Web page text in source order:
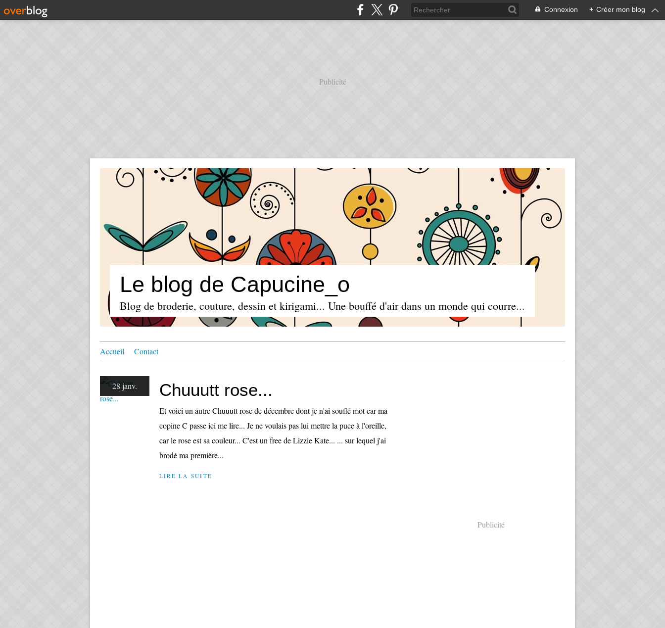
Connexion + Créer mon blog
Publicité
Le blog de Capucine_o
Blog de broderie, couture, dessin et kirigami... Une bouffé d'air dans un monde qui courre...
Accueil Contact
28 janv. Chuuutt rose...
Et voici un autre Chuuutt rose de décembre dont je n'ai souflé mot car ma
copine C passe ici me lire... Je ne voulais pas lui mettre la puce à l'oreille,
car le rose est sa couleur... C'est un free de Lizzie Kate... ... sur lequel j'ai
brodé ma première...
LIRE LA SUITE
Publicité